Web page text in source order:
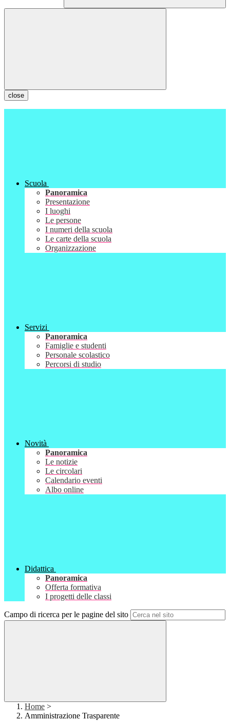
close
Scuola
Panoramica
Presentazione
I luoghi
Le persone
I numeri della scuola
Le carte della scuola
Organizzazione
Servizi
Panoramica
Famiglie e studenti
Personale scolastico
Percorsi di studio
Novità
Panoramica
Le notizie
Le circolari
Calendario eventi
Albo online
Didattica
Panoramica
Offerta formativa
I progetti delle classi
Campo di ricerca per le pagine del sito
Home >
Amministrazione Trasparente